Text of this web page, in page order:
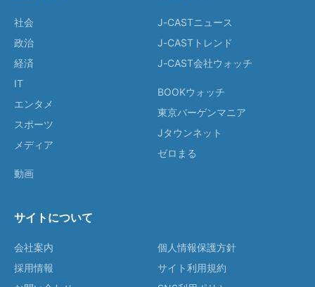
社会
政治
経済
IT
エンタメ
スポーツ
メディア
動画
J-CASTニュース
J-CASTトレンド
J-CAST会社ウォッチ
BOOKウォッチ
東京バーゲンマニア
Jタウンネット
ゼロまる
サイトについて
会社案内
採用情報
個人情報保護方針
サイト利用規約